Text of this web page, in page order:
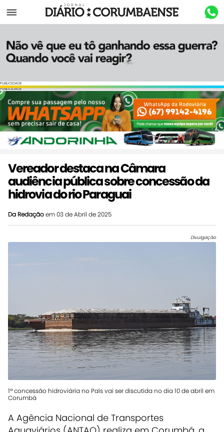
Menu
PUBLICIDADE
PUBLICIDADE
Vereador destaca na Câmara
audiência pública sobre concessão da
hidrovia do rio Paraguai
Da Redaçãoem 03 de Abril de 2025
Divulgação
1ª concessão hidroviária no País vai ser discutida no dia 10 de abril em
Corumbá
A Agência Nacional de Transportes